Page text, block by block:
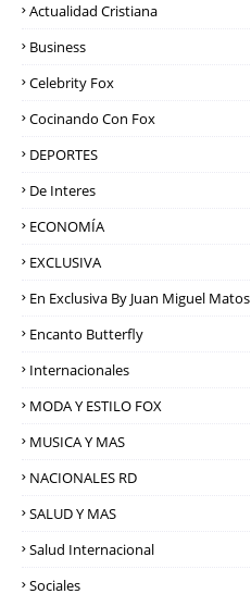
Actualidad Cristiana
Business
Celebrity Fox
Cocinando Con Fox
DEPORTES
De Interes
ECONOMÍA
EXCLUSIVA
En Exclusiva By Juan Miguel Matos
Encanto Butterfly
Internacionales
MODA Y ESTILO FOX
MUSICA Y MAS
NACIONALES RD
SALUD Y MAS
Salud Internacional
Sociales